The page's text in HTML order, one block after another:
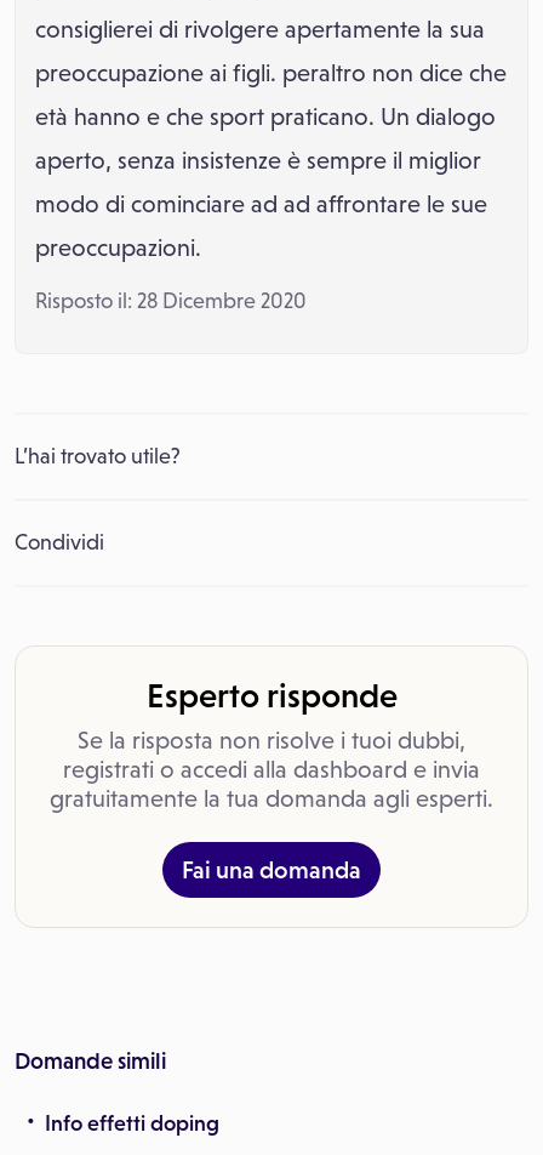
consiglierei di rivolgere apertamente la sua
preoccupazione ai figli. peraltro non dice che
età hanno e che sport praticano. Un dialogo
aperto, senza insistenze è sempre il miglior
modo di cominciare ad ad affrontare le sue
preoccupazioni.
Risposto il: 28 Dicembre 2020
L’hai trovato utile?
Condividi
Esperto risponde
Se la risposta non risolve i tuoi dubbi,
registrati o accedi alla dashboard e invia
gratuitamente la tua domanda agli esperti.
Fai una domanda
Domande simili
Info effetti doping